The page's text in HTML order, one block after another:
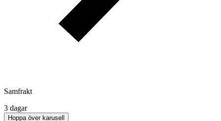
Samfrakt
3 dagar
Hoppa över karusell